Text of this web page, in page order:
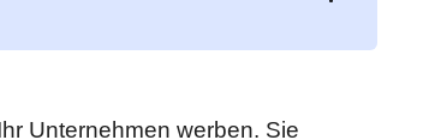
Unternehmen werben. Sie